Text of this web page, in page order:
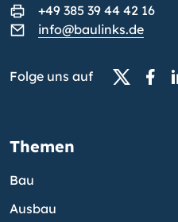
+49 385 39 44 42 16
info@baulinks.de
Folge uns auf
Themen
Bau
Ausbau